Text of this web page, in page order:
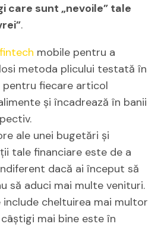
care sunt „nevoile” tale
.
mobile pentru a
metoda plicului testată în
pentru fiecare articol
și încadrează în banii
ale unei bugetări și
tale financiare este de a
dacă ai început să
să aduci mai multe venituri.
include cheltuirea mai multor
mai bine este în